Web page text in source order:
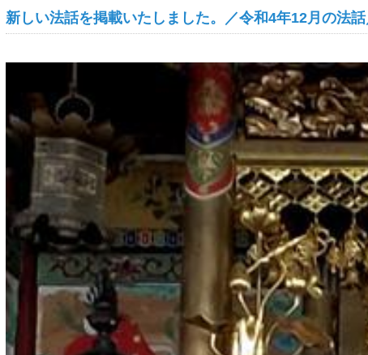
新しい法話を掲載いたしました。／令和4年12月の法